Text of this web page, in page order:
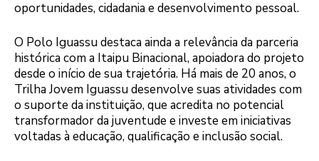
oportunidades, cidadania e desenvolvimento pessoal.
O Polo Iguassu destaca ainda a relevância da parceria
histórica com a Itaipu Binacional, apoiadora do projeto
desde o início de sua trajetória. Há mais de 20 anos, o
Trilha Jovem Iguassu desenvolve suas atividades com
o suporte da instituição, que acredita no potencial
transformador da juventude e investe em iniciativas
voltadas à educação, qualificação e inclusão social.